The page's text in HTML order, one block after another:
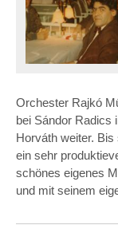
Orchester Rajkó
bei Sándor Radics
Horváth weiter.
ein sehr
schönes eigenes
und mit seinem